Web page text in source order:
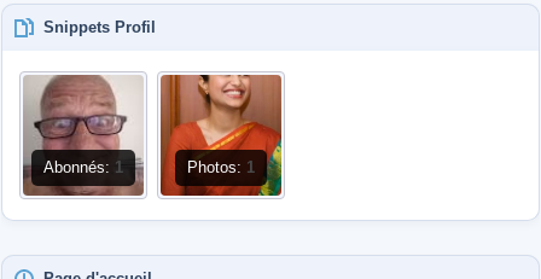
Snippets Profil
Abonnés: 1 Photos: 1